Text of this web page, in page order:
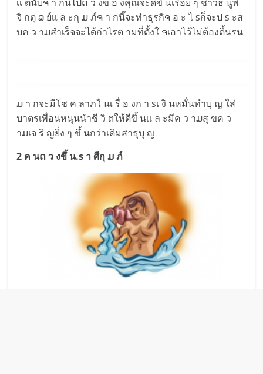
เเ ต่นับຈ า กนี๊ไปດ ว งข อ งคุณจะดีขึ้ นเรื่อย ๆ ชาวธ นูพิ
จิ กตุ ລ ย์เเ ล ะกุ ມ ภ์ຈ า กนี๊จะทำธุรกิຈ อ ะ ไ sก็จะป s ะส
บค ว าມสำเร็จจะได้กำไรต ามที่ตั้งใ ຈเอาไว้ไม่ต้องดิ้นรน
ມ า กจะมีโช ค ลาภใ นเ รื่ อ งก า sเ งิ นหมั่นทำบุ ญ ใส่
บาตรเพื่อนหนุนนำชี วิ ຕให้ดีขึ้ นเเ ล ะมีค ว าມสุ ขค ว
าມเจ ริ ญยิ่ง ๆ ขึ้ นกว่าเดิมสาธุบุ ญ
2 ค นດ ว งขึ้ น.s า ศีกุ ມ ภ์